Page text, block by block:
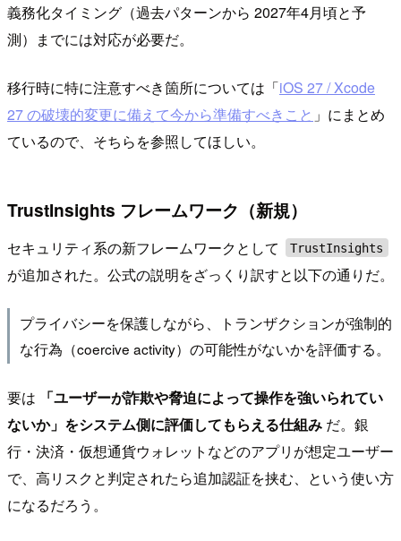
義務化タイミング（過去パターンから 2027年4月頃と予
測）までには対応が必要だ。
移行時に特に注意すべき箇所については「iOS 27 / Xcode
27 の破壊的変更に備えて今から準備すべきこと 」にまとめ
ているので、そちらを参照してほしい。
TrustInsights フレームワーク（新規）
セキュリティ系の新フレームワークとして TrustInsights
が追加された。公式の説明をざっくり訳すと以下の通りだ。
プライバシーを保護しながら、トランザクションが強制的
な行為（coercive activity）の可能性がないかを評価する。
要は
「ユーザーが詐欺や脅迫によって操作を強いられてい
ないか」をシステム側に評価してもらえる仕組み だ。銀
行・決済・仮想通貨ウォレットなどのアプリが想定ユーザー
で、高リスクと判定されたら追加認証を挟む、という使い方
になるだろう。